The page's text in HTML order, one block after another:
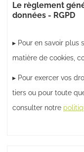
Le règlement
données - RGPD
▸ Pour en savoir plus
matière de cookies,
▸ Pour exercer vos
tiers ou pour toute
consulter notre